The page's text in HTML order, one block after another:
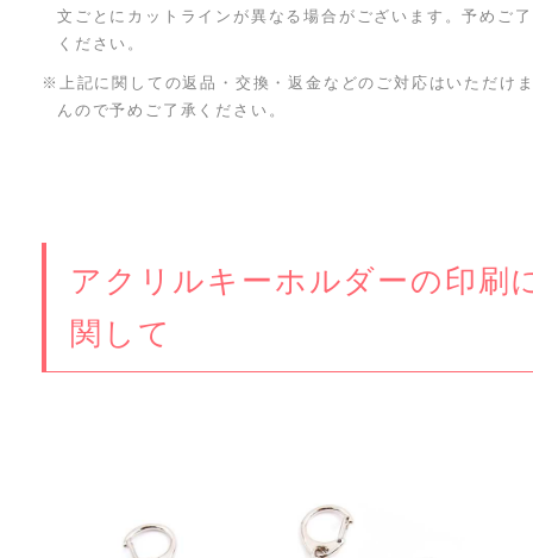
文ごとにカットラインが異なる場合がございます。予めご
ください。
※上記に関しての返品・交換・返金などのご対応はいただけ
んので予めご了承ください。
アクリルキーホルダーの印刷
関して